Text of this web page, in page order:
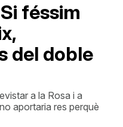
féssim
del doble
a la Rosa i a
aportaria res perquè